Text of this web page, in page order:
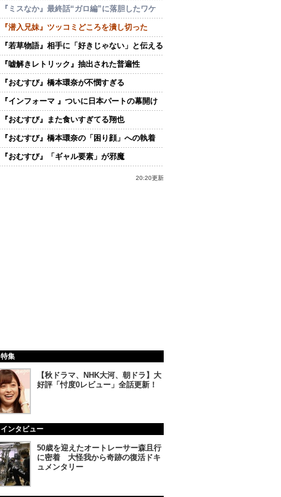
『ミスなか』最終話“ガロ編”に落胆したワケ
『潜入兄妹』ツッコミどころを潰し切った
『若草物語』相手に「好きじゃない」と伝える
『嘘解きレトリック』抽出された普遍性
『おむすび』橋本環奈が不憫すぎる
『インフォーマ 』ついに日本パートの幕開け
『おむすび』また食いすぎてる翔也
『おむすび』橋本環奈の「困り顔」への執着
『おむすび』「ギャル要素」が邪魔
20:20更新
特集
【秋ドラマ、NHK大河、朝ドラ】大
好評「忖度0レビュー」全話更新！
インタビュー
50歳を迎えたオートレーサー森且行
に密着 大怪我から奇跡の復活ドキ
ュメンタリー